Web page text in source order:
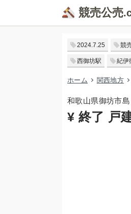
競売公売
2024.7.25 競
西御坊駅 紀伊
ホーム 関西地方
和歌山県御坊市
¥ 終了 戸